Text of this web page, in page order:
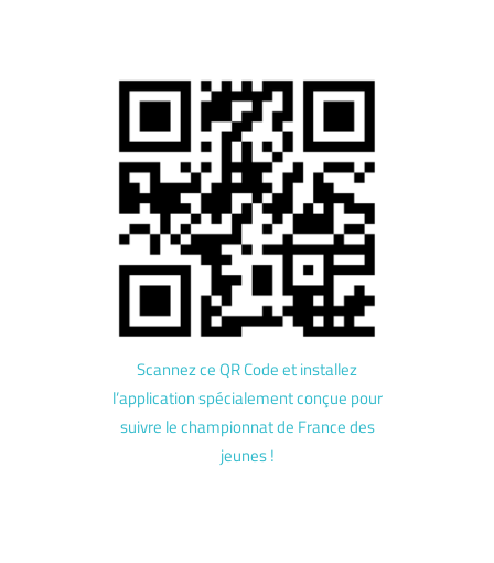
Scannez ce QR Code et installez
l’application spécialement conçue pour
suivre le championnat de France des
jeunes !